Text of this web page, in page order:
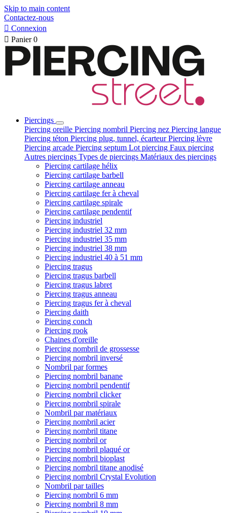
Skip to main content
Contactez-nous
 Connexion
 Panier 0
Piercings
Piercing oreille Piercing nombril Piercing nez Piercing langue
Piercing téton Piercing plug, tunnel, écarteurPiercing lèvre
Piercing arcade Piercing septum Lot piercing Faux piercing
Autres piercings Types de piercings Matériaux des piercings
Piercing cartilage hélix
Piercing cartilage barbell
Piercing cartilage anneau
Piercing cartilage fer à cheval
Piercing cartilage spirale
Piercing cartilage pendentif
Piercing industriel
Piercing industriel 32 mm
Piercing industriel 35 mm
Piercing industriel 38 mm
Piercing industriel 40 à 51 mm
Piercing tragus
Piercing tragus barbell
Piercing tragus labret
Piercing tragus anneau
Piercing tragus fer à cheval
Piercing daith
Piercing conch
Piercing rook
Chaines d'oreille
Piercing nombril de grossesse
Piercing nombril inversé
Nombril par formes
Piercing nombril banane
Piercing nombril pendentif
Piercing nombril clicker
Piercing nombril spirale
Nombril par matériaux
Piercing nombril acier
Piercing nombril titane
Piercing nombril or
Piercing nombril plaqué or
Piercing nombril bioplast
Piercing nombril titane anodisé
Piercing nombril Crystal Evolution
Nombril par tailles
Piercing nombril 6 mm
Piercing nombril 8 mm